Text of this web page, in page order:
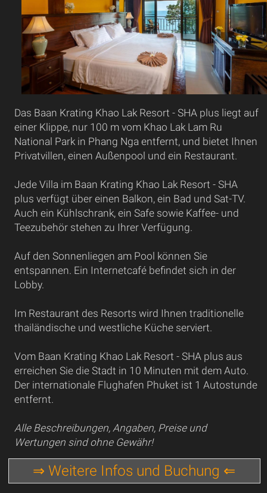
Das Baan Krating Khao Lak Resort - SHA plus liegt auf
einer Klippe, nur 100 m vom Khao Lak Lam Ru
National Park in Phang Nga entfernt, und bietet Ihnen
Privatvillen, einen Außenpool und ein Restaurant.
Jede Villa im Baan Krating Khao Lak Resort - SHA
plus verfügt über einen Balkon, ein Bad und Sat-TV.
Auch ein Kühlschrank, ein Safe sowie Kaffee- und
Teezubehör stehen zu Ihrer Verfügung.
Auf den Sonnenliegen am Pool können Sie
entspannen. Ein Internetcafé befindet sich in der
Lobby.
Im Restaurant des Resorts wird Ihnen traditionelle
thailändische und westliche Küche serviert.
Vom Baan Krating Khao Lak Resort - SHA plus aus
erreichen Sie die Stadt in 10 Minuten mit dem Auto.
Der internationale Flughafen Phuket ist 1 Autostunde
entfernt.
Alle Beschreibungen, Angaben, Preise und
Wertungen sind ohne Gewähr!
⇒ Weitere Infos und Buchung ⇐